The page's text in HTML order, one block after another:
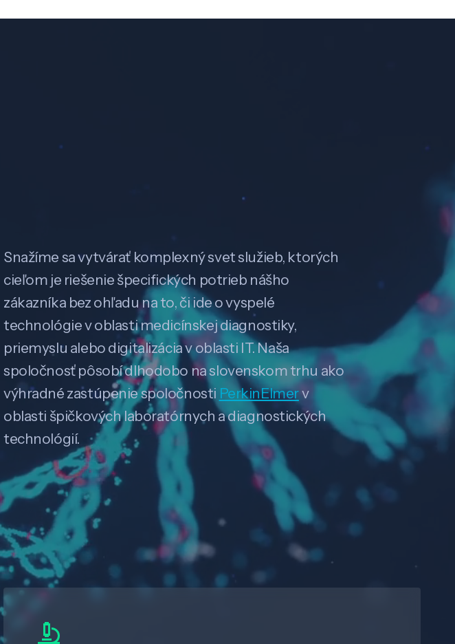
Snažíme sa vytvárať komplexný svet služieb, ktorých
cieľom je riešenie špecifických potrieb nášho
zákazníka bez ohľadu na to, či ide o vyspelé
technológie v oblasti medicínskej diagnostiky,
priemyslu alebo digitalizácia v oblasti IT. Naša
spoločnosť pôsobí dlhodobo na slovenskom trhu ako
výhradné zastúpenie spoločnosti PerkinElmerv
oblasti špičkových laboratórnych a diagnostických
technológií.